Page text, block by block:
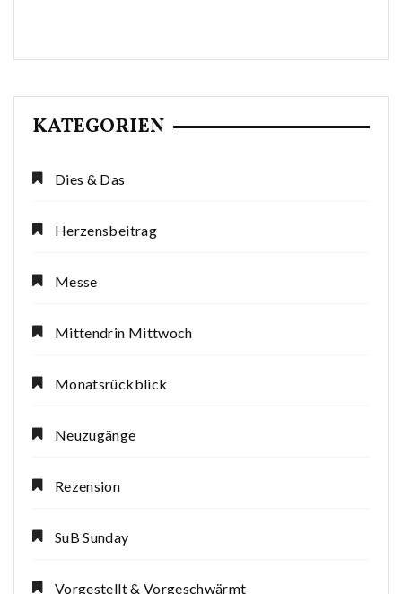
KATEGORIEN
Dies & Das
Herzensbeitrag
Messe
Mittendrin Mittwoch
Monatsrückblick
Neuzugänge
Rezension
SuB Sunday
Vorgestellt & Vorgeschwärmt